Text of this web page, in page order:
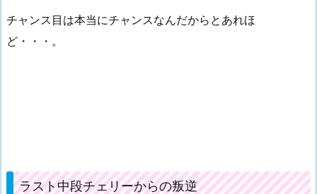
チャンス目は本当にチャンスなんだからとあれほ
ど・・・。
ラスト中段チェリーからの叛逆